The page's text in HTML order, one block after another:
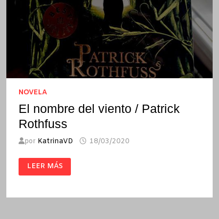
NOVELA
El nombre del viento / Patrick
Rothfuss
por KatrinaVD 18/03/2020
EL
NOMBRE
DEL
PATRICK
LEER MÁS